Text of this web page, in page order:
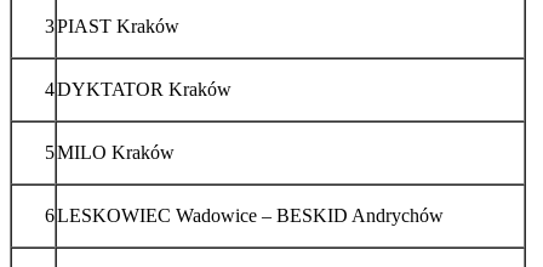
3PIAST Kraków
4DYKTATOR Kraków
5MILO Kraków
6LESKOWIEC Wadowice – BESKID Andrychów